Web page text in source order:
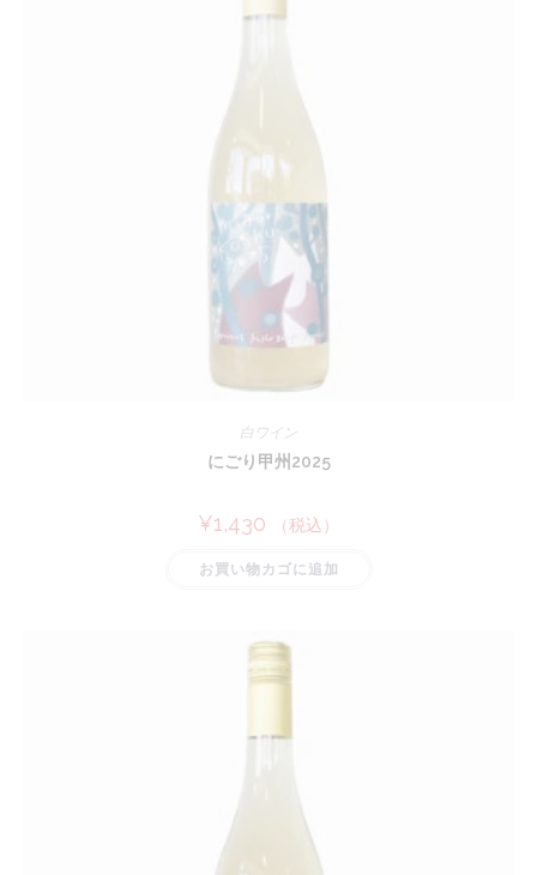
白ワイン
にごり甲州2025
¥1,430 （税込）
お買い物カゴに追加